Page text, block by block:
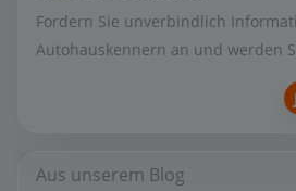
Fordern Sie unverbindlich
Autohauskennern an und werden
Aus unserem Blog